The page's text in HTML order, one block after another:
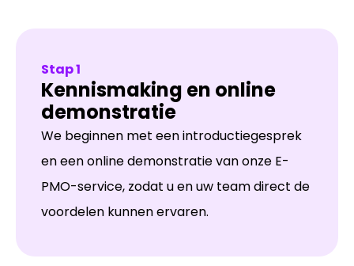
Stap 1
Kennismaking en online
demonstratie
We beginnen met een introductiegesprek
en een online demonstratie van onze E-
PMO-service, zodat u en uw team direct de
voordelen kunnen ervaren.